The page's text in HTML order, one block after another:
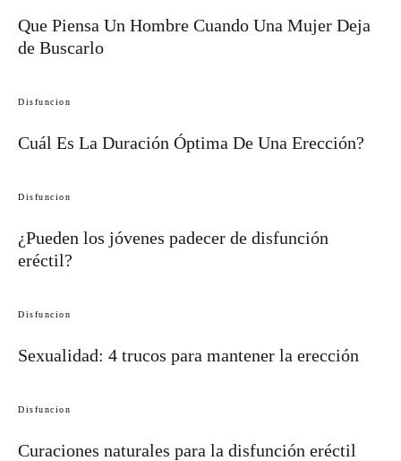
Que Piensa Un Hombre Cuando Una Mujer Deja
de Buscarlo
Disfuncion
Cuál Es La Duración Óptima De Una Erección?
Disfuncion
¿Pueden los jóvenes padecer de disfunción
eréctil?
Disfuncion
Sexualidad: 4 trucos para mantener la erección
Disfuncion
Curaciones naturales para la disfunción eréctil